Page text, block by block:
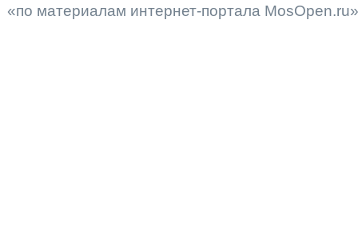
«по материалам интернет-портала